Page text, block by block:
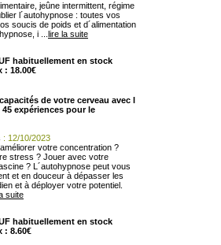
jeûne intermittent, régime
l´autohypnose : toutes vos
soucis de poids et d´alimentation
i ... lire la suite
habituellement en stock
: 18.00€
de votre cerveau avec l
expériences pour le
: 12/10/2023
votre concentration ?
stress ? Jouer avec votre
? L´autohypnose peut vous
et en douceur à dépasser les
et à déployer votre potentiel.
suite
habituellement en stock
: 8.60€